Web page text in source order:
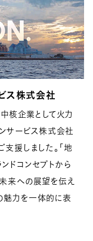
ス株式会社
核企業として火力
サービス株式会社
支援しました。 「地
ドコンセプトから
来への展望を伝え
魅力を一体的に表